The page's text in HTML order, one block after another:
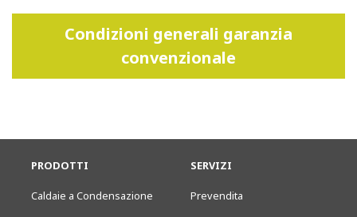
Condizioni generali garanzia
convenzionale
PRODOTTI
Caldaie a Condensazione
SERVIZI
Prevendita